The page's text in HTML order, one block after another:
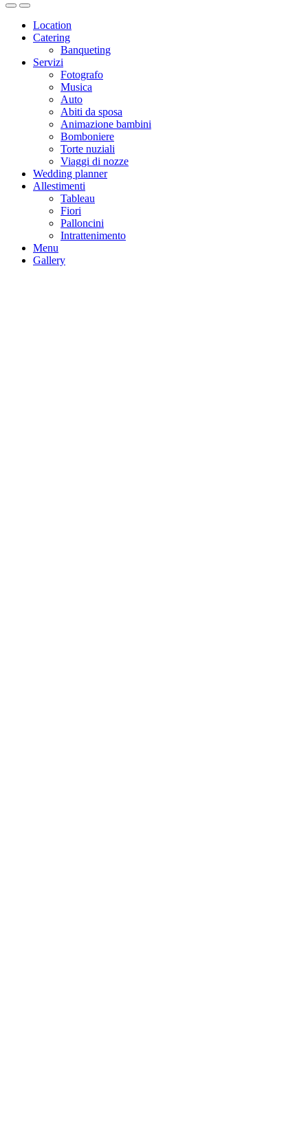
Location
Catering
Banqueting
Servizi
Fotografo
Musica
Auto
Abiti da sposa
Animazione bambini
Bomboniere
Torte nuziali
Viaggi di nozze
Wedding planner
Allestimenti
Tableau
Fiori
Palloncini
Intrattenimento
Menu
Gallery